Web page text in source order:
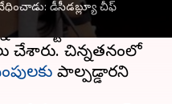
డీసీడబ్ల్యూ చీఫ్
చీఫ్స్వాతి
కష్టాలను
చేశారు. చిన్నతనంలో
పాల్పడ్డారని